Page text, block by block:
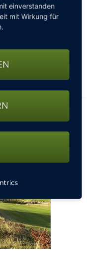
Auszeit“
einverstanden
mit Wirkung für